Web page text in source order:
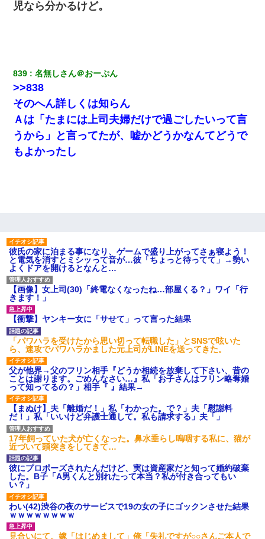
私が遺産を相続。→それを知った義両親が「旅行代金を出せ！」
「リフォーム費用を負担しろ！」「金の管理は私達がする！」と
俺「初対面でなに言ったか覚えてる？」嫁「臭いんだよ！キモオ
タ？だっけ？」俺「だいたい合ってる。で、なんで告白してきた
の？」→
【復讐】義兄嫁「生活費、足りない分を貸してほしい」私「貸す
わけないでしょｗｗｗｗ」→ 理由を話したら泣き出して・・私
（あまりにも希望通り）
10年ほど前、息子がまだ年中だった時に離婚したんだけど、一昨
年の暮れに突然息子が職場を訪ねてきた。
放置子が病院送りになったらしい → 俺（二度と帰ってくるなよ…
嫁を半身不随にしやがった恨みは、正直こんなもんじゃ晴れな
い）
医者「糖尿病で余命1年です」 ワイ「知らんわｗどうせ死ぬなら
食べる量増やすわｗ」→結果ｗｗｗｗｗ
【ワロタ】姉から「肉食系14才、乳丸出し、毛はうっすら生えか
け」というタイトルで画像が送られてきた
元旦那から復縁要請。息子「最新型のiPhoneも買えない貧乏は嫌
だ、再婚して」私「なら父親と暮らせ」息子「やった＾＾」私
（もう手遅れだったんだな…）
嫁の妹（26歳）がずっとウチに泊まりに来た結果→俺がヤバイｗ
ｗｗｗｗｗｗｗ
妻が亡くなったんだけど正直ガチで嬉しい
児なら分かるけど。
839 名無しさん＠おーぷん
>>838
そのへん詳しくは知らん
Ａは「たまには上司夫婦だけで過ごしたいって言
うから」と言ってたが、嘘かどうかなんてどうで
もよかったし
彼氏の家に泊まる事になり、ゲームで盛り上がってさぁ寝よう！
と電気を消すとミシッって音が…彼「ちょっと待ってて」→勢い
よくドアを開けるとなんと…
【画像】女上司(30)「終電なくなったね…部屋くる？」ワイ「行
きます！」
【衝撃】ヤンキー女に「サせて」って言った結果
「パワハラを受けたから思い切って転職した」とSNSで呟いた
ら、速攻でパワハラかました元上司がLINEを送ってきた。
父が他界→父のフリン相手『どうか相続を放棄して下さい、昔の
ことは謝ります。ごめんなさい…』私「お子さんはフリン略奪婚
って知ってるの？」相手『 』結果→
【まぬけ】夫「離婚だ！」私「わかった。で？」夫「慰謝料
だ！」私「いいけど弁護士通して。私も請求する」夫「」
17年飼っていた犬が亡くなった。鼻水垂らし嗚咽する私に、猫が
近づいて頭突きをしてきて…
彼にプロポーズされたんだけど、実は資産家だと知って婚約破棄
した。B子「A男くんと別れたって本当？私が付き合ってもい
い？」
わい(42)渋谷の夜のサービスで19の女の子にゴックンさせた結果
ｗｗｗｗｗｗｗｗ
見合いにて。嫁「はじめまして」俺「失礼ですが○○さんご本人で